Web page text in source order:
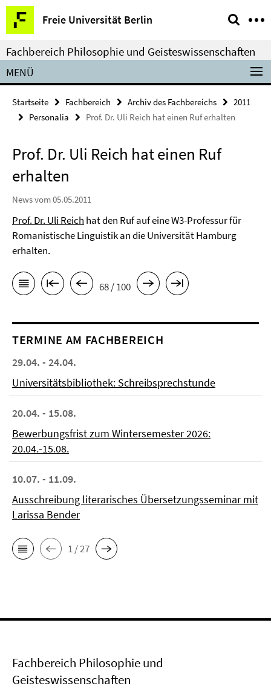
Springe
direkt
zu
Inhalt
Freie Universität Berlin
Service-
Navigation
Fachbereich Philosophie und Geisteswissenschaften
MENÜ
Startseite Fachbereich Archiv des Fachbereichs
2011
Personalia
Prof. Dr. Uli Reich hat einen Ruf erhalten
Prof. Dr. Uli Reich hat einen Ruf
erhalten
News vom 05.05.2011
Prof. Dr. Uli Reich hat den Ruf auf eine W3-Professur für
Romanistische Linguistik an die Universität Hamburg
erhalten.
68 / 100
TERMINE AM FACHBEREICH
29.04. - 24.04.
Universitätsbibliothek: Schreibsprechstunde
20.04. - 15.08.
Bewerbungsfrist zum Wintersemester 2026:
20.04.-15.08.
10.07. - 11.09.
Ausschreibung literarisches Übersetzungsseminar mit
Larissa Bender
1 / 27
Fachbereich Philosophie und
Geisteswissenschaften